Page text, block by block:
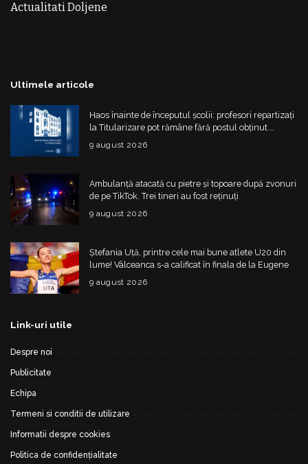
Actualitati Doljene
Ultimele articole
Haos înainte de începutul școlii: profesori repartizați
la Titularizare pot rămâne fără postul obținut.
Ministerul schimbă regulile din 20 august
9 august 2026
Ambulanță atacată cu pietre și topoare după zvonuri
de pe TikTok. Trei tineri au fost reținuți
9 august 2026
Ștefania Uță, printre cele mai bune atlete U20 din
lume! Vâlceanca s-a calificat în finala de la Eugene
9 august 2026
Link-uri utile
Despre noi
Publicitate
Echipa
Termeni si conditii de utilizare
Informatii despre cookies
Politica de confidențialitate